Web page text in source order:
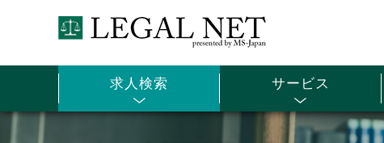
求人検索 サービス